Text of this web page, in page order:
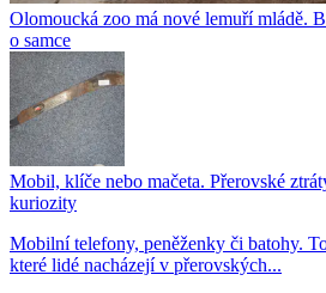
Olomoucká zoo má nové lemuří mládě.
o samce
Mobil, klíče nebo mačeta. Přerovské
kuriozity
Mobilní telefony, peněženky či batohy.
které lidé nacházejí v přerovských...